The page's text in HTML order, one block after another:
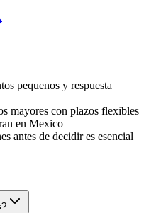
pequenos y respuesta
mayores con plazos flexibles
en Mexico
antes de decidir es esencial